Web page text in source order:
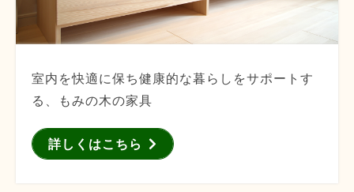
室内を快適に保ち健康的な暮らしをサポートす
る、もみの木の家具
詳しくはこちら